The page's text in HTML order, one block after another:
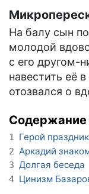
На балу сын
молодой
с его другом-
навестить её
отозвался о
Содержание
1 Герой
2 Аркадий
3 Долгая беседа
4 Цинизм